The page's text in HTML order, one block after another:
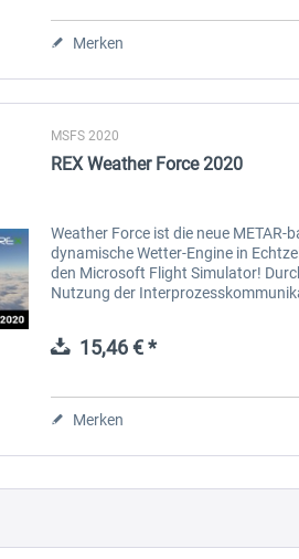
Merken
MSFS 2020
REX Weather Force 2020
Weather Force ist die neue METAR-
dynamische Wetter-Engine in
den Microsoft Flight Simulator!
Nutzung der
15,46 € *
Merken